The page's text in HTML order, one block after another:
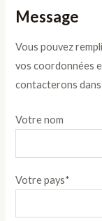
Message
Vous pouvez
vos coordonnées
contacterons
Votre nom
Votre pays*